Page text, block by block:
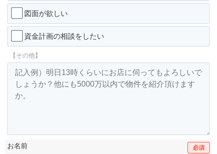
図面が欲しい
資金計画の相談をしたい
【その他】
お名前 必須